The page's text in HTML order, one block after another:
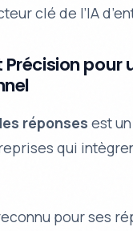
clé de l’IA
Précision pour
réponses est
qui
pour ses